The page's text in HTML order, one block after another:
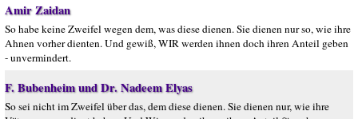
Amir Zaidan
So habe keine Zweifel wegen dem, was diese dienen. Sie dienen nur so, wie ihre
Ahnen vorher dienten. Und gewiß, WIR werden ihnen doch ihren Anteil geben
- unvermindert.
F. Bubenheim und Dr. Nadeem Elyas
So sei nicht im Zweifel über das, dem diese dienen. Sie dienen nur, wie ihre